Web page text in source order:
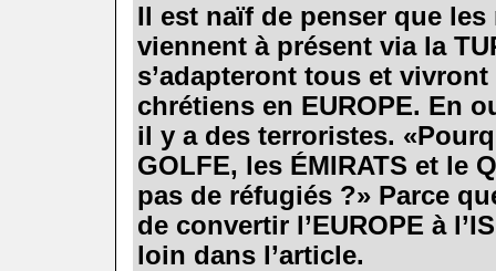
Il est naïf de penser que
viennent à présent via la
s’adapteront tous et
chrétiens en EUROPE. En
il y a des terroristes.
GOLFE, les ÉMIRATS et le
pas de réfugiés ?» Parce
de convertir l’EUROPE à
loin dans l’article.